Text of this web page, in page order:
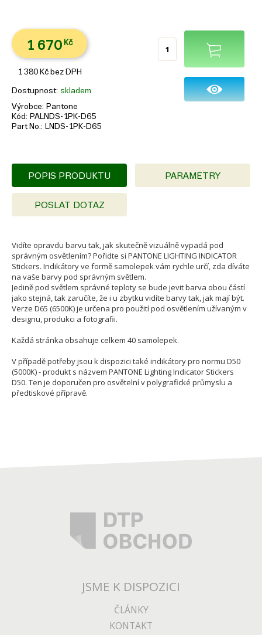
1 670 Kč
1 380 Kč bez DPH
Dostupnost skladem
Výrobce
Pantone
Kód
PALNDS-1PK-D65
Part No.
LNDS-1PK-D65
POPIS PRODUKTU PARAMETRY
POSLAT DOTAZ
Vidíte opravdu barvu tak, jak skutečně vizuálně vypadá pod
správným osvětlením? Pořidte si PANTONE LIGHTING INDICATOR
Stickers. Indikátory ve formě samolepek vám rychle určí, zda díváte
na vaše barvy pod správným světlem.
Jedině pod světlem správné teploty se bude jevit barva obou částí
jako stejná, tak zaručíte, že i u zbytku vidíte barvy tak, jak mají být.
Verze D65 (6500K) je určena pro použití pod osvětlením užívaným v
designu, produkci a fotografii.
Každá stránka obsahuje celkem 40 samolepek.
V případě potřeby jsou k dispozici také indikátory pro normu D50
(5000K) - produkt s názvem PANTONE Lighting Indicator Stickers
D50. Ten je doporučen pro osvětelní v polygrafické průmyslu a
předtiskové přípravě.
JSME K DISPOZICI
ČLÁNKY
KONTAKT